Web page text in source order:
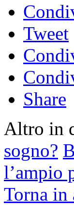
Tweet
Share
Altro in
sogno?
l’ampio
Torna in